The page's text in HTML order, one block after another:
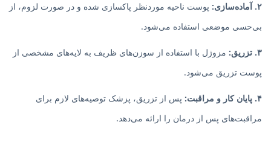
۲. آماده‌سازی:
پوست ناحیه موردنظر پاکسازی شده و در صورت لزوم، از
بی‌حسی موضعی استفاده می‌شود.
۳. تزریق:
مزوژل با استفاده از سوزن‌های ظریف به لایه‌های مشخصی از
پوست تزریق می‌شود.
۴. پایان کار و مراقبت:
پس از تزریق، پزشک توصیه‌های لازم برای
مراقبت‌های پس از درمان را ارائه می‌دهد.